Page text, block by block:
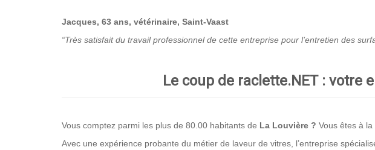
Jacques, 63 ans, vétérinaire, Saint-Vaast
“Très satisfait du travail professionnel de cette entreprise pour l’entretien des
Le coup de raclette.NET : votre
Vous comptez parmi les plus de 80.00 habitants de La Louvière ? Vous êtes à la
Avec une expérience probante du métier de laveur de vitres, l’entreprise